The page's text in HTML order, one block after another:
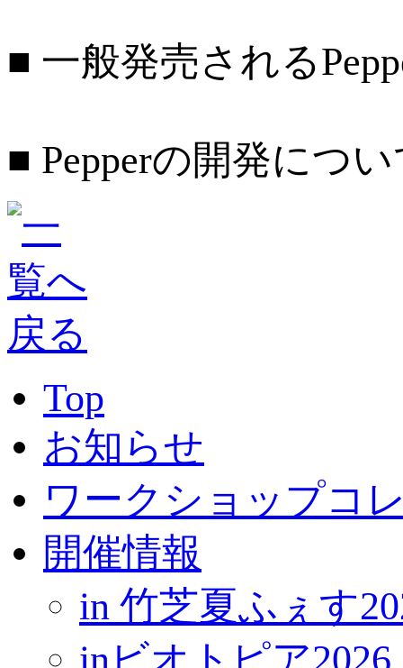
■ 一般発売される
■ Pepperの開発につ
Top
お知らせ
ワークショップコ
開催情報
in 竹芝夏ふぇす
inビオトピア2026